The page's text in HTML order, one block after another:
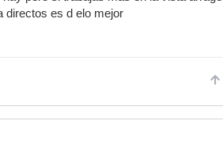
directos es d elo mejor